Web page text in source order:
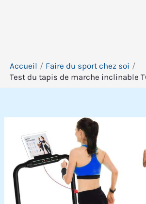
Accueil
Faire du sport chez soi
Test du tapis de marche inclinable